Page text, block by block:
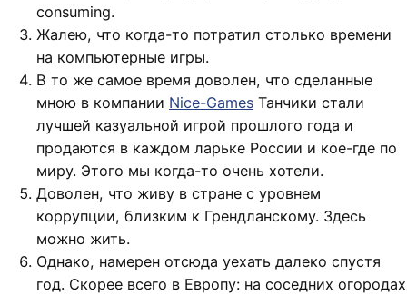
consuming.
Жалею, что когда-то потратил столько времени
на компьютерные игры.
В то же самое время доволен, что сделанные
мною в компании Nice-Games Танчики стали
лучшей казуальной игрой прошлого года и
продаются в каждом ларьке России и кое-где по
миру. Этого мы когда-то очень хотели.
Доволен, что живу в стране с уровнем
коррупции, близким к Грендланскому. Здесь
можно жить.
Однако, намерен отсюда уехать далеко спустя
год. Скорее всего в Европу: на соседних огородах